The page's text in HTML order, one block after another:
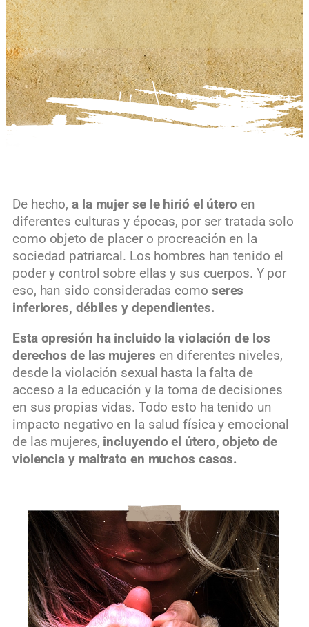
De hecho, a la mujer se le hirió el útero en
diferentes culturas y épocas, por ser tratada solo
como objeto de placer o procreación en la
sociedad patriarcal. Los hombres han tenido el
poder y control sobre ellas y sus cuerpos. Y por
eso, han sido consideradas como seres
inferiores, débiles y dependientes.
Esta opresión ha incluido la violación de los
derechos de las mujeres en diferentes niveles,
desde la violación sexual hasta la falta de
acceso a la educación y la toma de decisiones
en sus propias vidas. Todo esto ha tenido un
impacto negativo en la salud física y emocional
de las mujeres, incluyendo el útero, objeto de
violencia y maltrato en muchos casos.